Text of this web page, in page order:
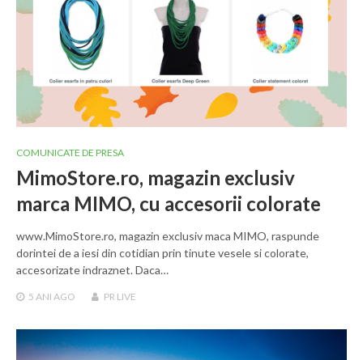
COMUNICATE DE PRESA
MimoStore.ro, magazin exclusiv
marca MIMO, cu accesorii colorate
www.MimoStore.ro, magazin exclusiv maca MIMO, raspunde
dorintei de a iesi din cotidian prin tinute vesele si colorate,
accesorizate indraznet. Daca…
5 ANI AGO PR LIVE